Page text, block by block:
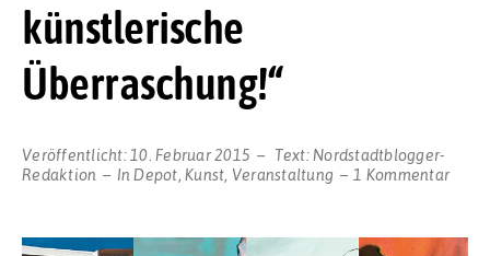
künstlerische
Überraschung!“
Veröffentlicht: 10. Februar 2015 Text: Nordstadtblogger-
Redaktion
InDepot, Kunst, Veranstaltung 1 Kommentarzu
der